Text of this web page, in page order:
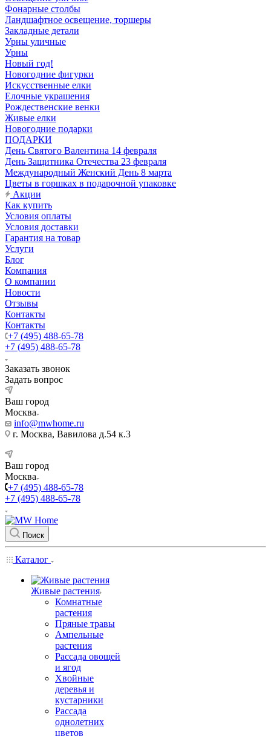
Фонарные столбы
Ландшафтное освещение, торшеры
Закладные детали
Урны уличные
Урны
Новый год!
Новогодние фигурки
Искусственные елки
Елочные украшения
Рождественские венки
Живые елки
Новогодние подарки
ПОДАРКИ
День Святого Валентина 14 февраля
День Защитника Отечества 23 февраля
Международный Женский День 8 марта
Цветы в горшках в подарочной упаковке
Акции
Как купить
Условия оплаты
Условия доставки
Гарантия на товар
Услуги
Блог
Компания
О компании
Новости
Отзывы
Контакты
Контакты
+7 (495) 488-65-78
+7 (495) 488-65-78
Заказать звонок
Задать вопрос
Ваш город
Москва
info@mwhome.ru
г. Москва, Вавилова д.54 к.3
Ваш город
Москва
+7 (495) 488-65-78
+7 (495) 488-65-78
Поиск
Каталог
Живые растения
Комнатные
растения
Пряные травы
Ампельные
растения
Рассада овощей
и ягод
Хвойные
деревья и
кустарники
Рассада
однолетних
цветов